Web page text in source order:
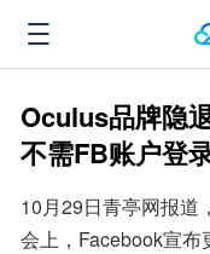
Oculus品牌隐
不需FB账户登
10月29日青亭网报道
会上，Facebook宣布